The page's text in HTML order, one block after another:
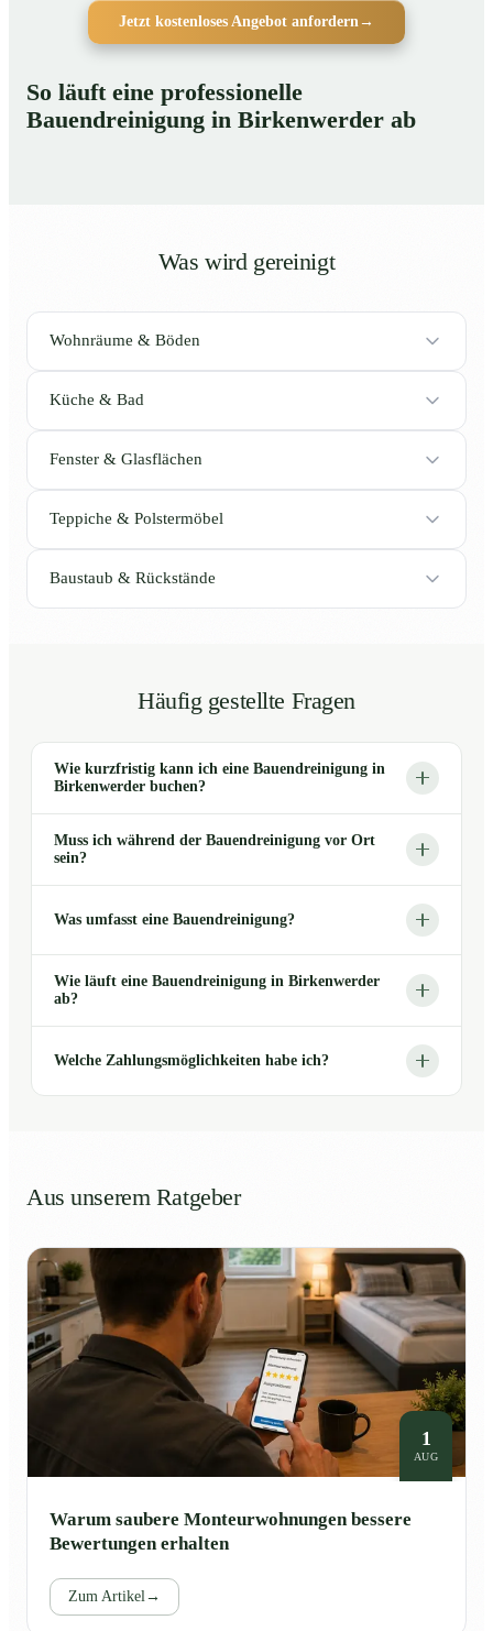
Jetzt kostenloses Angebot anfordern →
So läuft eine professionelle
Bauendreinigung in Birkenwerder ab
Was wird gereinigt
Wohnräume & Böden
Küche & Bad
Fenster & Glasflächen
Teppiche & Polstermöbel
Baustaub & Rückstände
Häufig gestellte Fragen
Wie kurzfristig kann ich eine Bauendreinigung in
Birkenwerder buchen?
Muss ich während der Bauendreinigung vor Ort
sein?
Was umfasst eine Bauendreinigung?
Wie läuft eine Bauendreinigung in Birkenwerder
ab?
Welche Zahlungsmöglichkeiten habe ich?
Aus unserem Ratgeber
1
AUG
Warum saubere Monteurwohnungen bessere
Bewertungen erhalten
Zum Artikel →